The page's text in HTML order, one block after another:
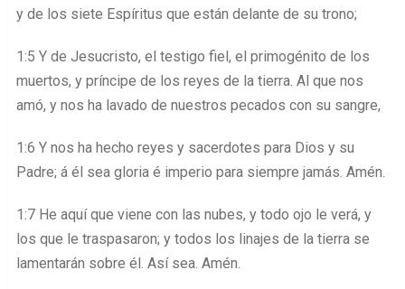
y de los siete Espíritus que están delante de su trono;
1:5 Y de Jesucristo, el testigo fiel, el primogénito de los
muertos, y príncipe de los reyes de la tierra. Al que nos
amó, y nos ha lavado de nuestros pecados con su sangre,
1:6 Y nos ha hecho reyes y sacerdotes para Dios y su
Padre; á él sea gloria é imperio para siempre jamás. Amén.
1:7 He aquí que viene con las nubes, y todo ojo le verá, y
los que le traspasaron; y todos los linajes de la tierra se
lamentarán sobre él. Así sea. Amén.